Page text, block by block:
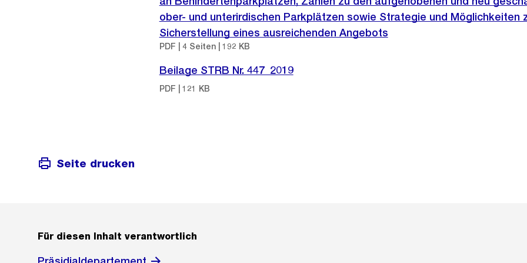
ober- und unterirdischen Parkplätzen sowie Strategie und Möglichkeiten
Sicherstellung eines ausreichenden Angebots
PDF | 4 Seiten | 192 KB
Beilage STRB Nr. 447_2019
PDF | 121 KB
Seite drucken
Für diesen Inhalt verantwortlich